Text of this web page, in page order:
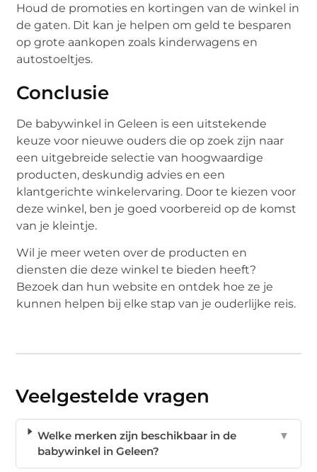
Houd de promoties en kortingen van de winkel in
de gaten. Dit kan je helpen om geld te besparen
op grote aankopen zoals kinderwagens en
autostoeltjes.
Conclusie
De babywinkel in Geleen is een uitstekende
keuze voor nieuwe ouders die op zoek zijn naar
een uitgebreide selectie van hoogwaardige
producten, deskundig advies en een
klantgerichte winkelervaring. Door te kiezen voor
deze winkel, ben je goed voorbereid op de komst
van je kleintje.
Wil je meer weten over de producten en
diensten die deze winkel te bieden heeft?
Bezoek dan hun website en ontdek hoe ze je
kunnen helpen bij elke stap van je ouderlijke reis.
Veelgestelde vragen
Welke merken zijn beschikbaar in de
babywinkel in Geleen?
▼